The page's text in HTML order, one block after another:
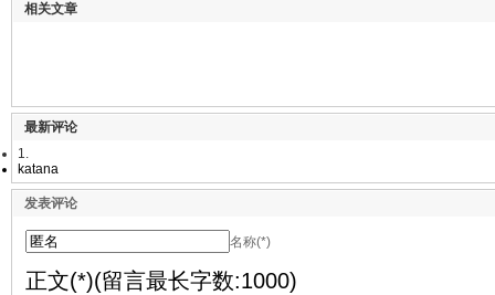
相关文章
最新评论
1.
katana
发表评论
名称(*)
正文(*)(留言最长字数:1000)